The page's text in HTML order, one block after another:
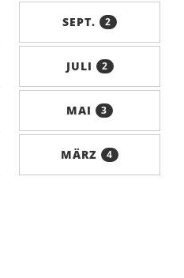
SEPT. 2
JULI 2
MAI 3
MÄRZ 4